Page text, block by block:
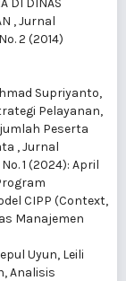
DI DINAS
,Jurnal
2 (2014)
Supriyanto,
Pelayanan,
Peserta
,Jurnal
1 (2024): April
CIPP (Context,
Manajemen
Uyun, Leili
Analisis